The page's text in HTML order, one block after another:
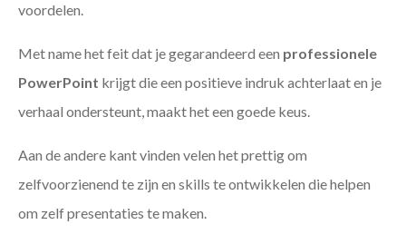
voordelen.
Met name het feit dat je gegarandeerd een professionele
PowerPoint krijgt die een positieve indruk achterlaat en je
verhaal ondersteunt, maakt het een goede keus.
Aan de andere kant vinden velen het prettig om
zelfvoorzienend te zijn en skills te ontwikkelen die helpen
om zelf presentaties te maken.